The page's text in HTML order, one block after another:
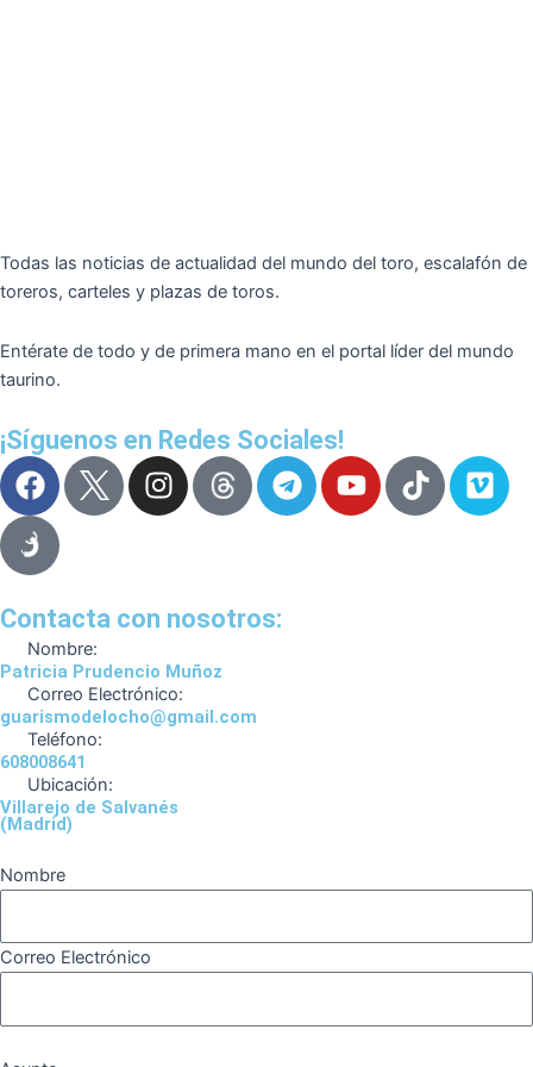
Todas las noticias de actualidad del mundo del toro, escalafón de
toreros, carteles y plazas de toros.
Entérate de todo y de primera mano en el portal líder del mundo
taurino.
¡Síguenos en Redes Sociales!
F
a
c
e
o
o
k
I
n
g
a
m
T
e
Y
o
T
i
V
i
Contacta con nosotros:
Nombre:
Patricia Prudencio Muñoz
Correo Electrónico:
guarismodelocho@gmail.com
Teléfono:
608008641
Ubicación:
Villarejo de Salvanés
(Madrid)
Nombre
Correo Electrónico